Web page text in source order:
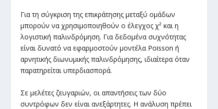
Για τη σύγκριση της επικράτησης μεταξύ ομάδων
μπορούν να χρησιμοποιηθούν ο έλεγχος χ² και η
λογιστική παλινδρόμηση. Για δεδομένα συχνότητας
είναι δυνατό να εφαρμοστούν μοντέλα Poisson ή
αρνητικής διωνυμικής παλινδρόμησης, ιδιαίτερα όταν
παρατηρείται υπερδιασπορά.
Σε μελέτες ζευγαριών, οι απαντήσεις των δύο
συντρόφων δεν είναι ανεξάρτητες. Η ανάλυση πρέπει